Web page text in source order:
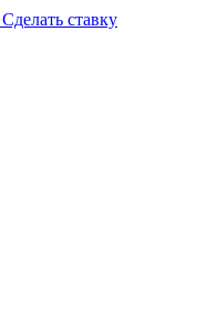
Сделать ставку